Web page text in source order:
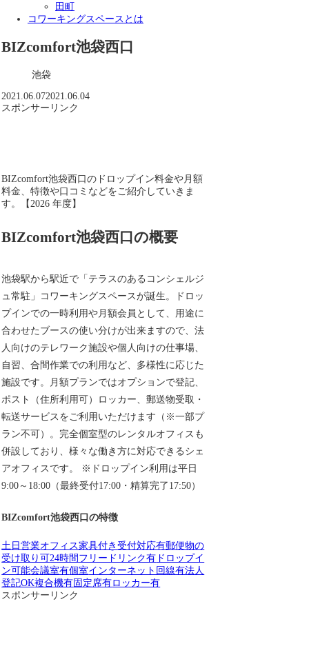
田町
コワーキングスペースとは
BIZcomfort池袋西口
池袋
2021.06.072021.06.04
スポンサーリンク
BIZcomfort池袋西口のドロップイン料金や月額
料金、特徴や口コミなどをご紹介していきま
す。【2026 年度】
BIZcomfort池袋西口の概要
池袋駅から駅近で「テラスのあるコンシェルジ
ュ常駐」コワーキングスペースが誕生。ドロッ
プインでの一時利用や月額会員として、用途に
合わせたブースの使い分けが出来ますので、法
人向けのテレワーク施設や個人向けの仕事場、
自習、合間作業での利用など、多様性に応じた
施設です。月額プランではオプションで登記、
ポスト（住所利用可）ロッカー、郵送物受取・
転送サービスをご利用いただけます（※一部プ
ラン不可）。完全個室型のレンタルオフィスも
併設しており、様々な働き方に対応できるシェ
アオフィスです。 ※ドロップイン利用は平日
9:00～18:00（最終受付17:00・精算完了17:50）
BIZcomfort池袋西口の特徴
土日営業オフィス家具付き受付対応有郵便物の
受け取り可24時間 フリードリンク有 ドロップイ
ン可能会議室有個室インターネット回線有法人
登記OK複合機有固定席有ロッカー有
スポンサーリンク